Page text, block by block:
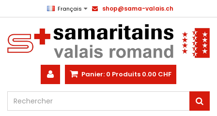
Français shop@sama-valais.ch
Panier: 0 Produits 0.00 CHF